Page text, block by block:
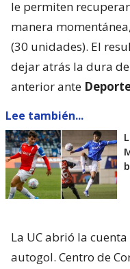
le permiten
manera
(30 unidades). El
dejar atrás la dura
anterior ante
Lee también...
La UC abrió la
autogol. Centro de